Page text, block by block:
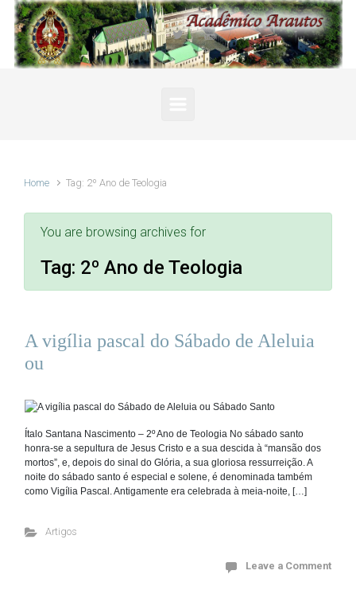
Skip to main content
Home Tag: 2º Ano de Teologia
You are browsing archives for
Tag: 2º Ano de Teologia
A vigília pascal do Sábado de Aleluia
ou
Ítalo Santana Nascimento – 2º Ano de Teologia No sábado santo
honra-se a sepultura de Jesus Cristo e a sua descida à “mansão dos
mortos”, e, depois do sinal do Glória, a sua gloriosa ressurreição. A
noite do sábado santo é especial e solene, é denominada também
como Vigília Pascal. Antigamente era celebrada à meia-noite, […]
Artigos
Leave a Comment